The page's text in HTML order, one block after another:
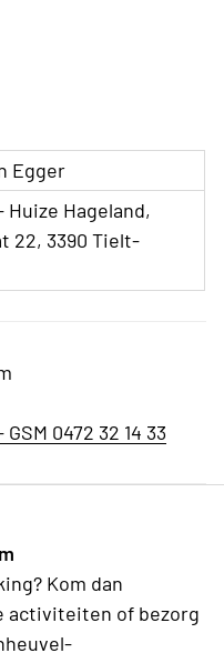
Egger
Hageland,
22, 3390 Tielt-
0472 32 14 33
Kom dan
activiteiten of bezorg